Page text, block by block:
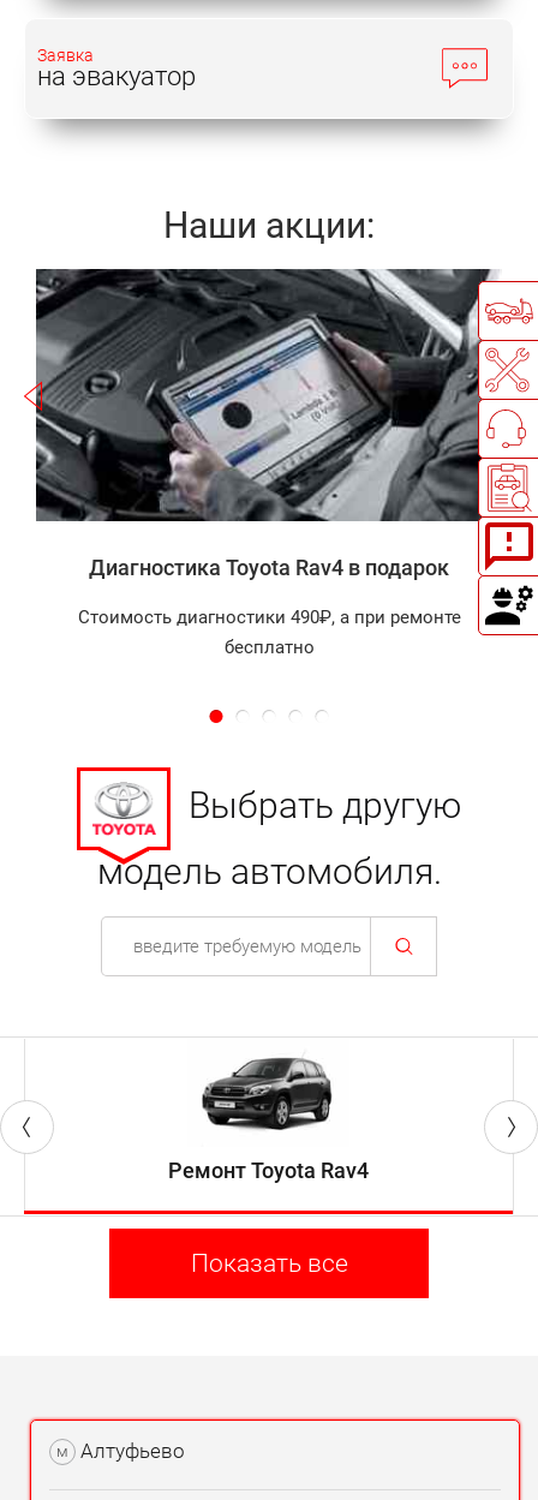
Заявка
на эвакуатор
Наши акции:
Записаться
Диагностика Toyota Rav4 в подарок
Стоимость диагностики 490₽, а при ремонте
бесплатно
Выбрать другую
модель автомобиля.
Ремонт Toyota Rav4
Показать все
м Алтуфьево